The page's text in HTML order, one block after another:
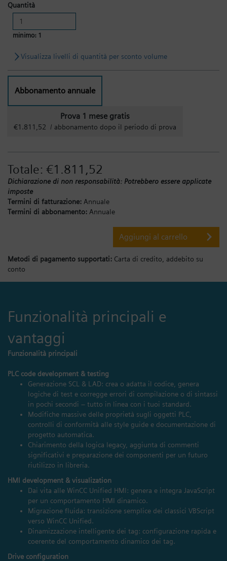
Quantità
minimo: 1
Visualizza livelli di quantità per sconto volume
Abbonamento annuale
Prova 1 mese gratis
€1.811,52 / abbonamento dopo il periodo di prova
Totale: €1.811,52
Dichiarazione di non responsabilità: Potrebbero essere applicate
imposte
Termini di fatturazione: Annuale
Termini di abbonamento: Annuale
Aggiungi al carrello
Metodi di pagamento supportati: Carta di credito,
addebito su
conto
Funzionalità principali e
vantaggi
Funzionalità principali
PLC code development & testing
Generazione SCL & LAD: crea o adatta il codice, genera
logiche di test e corregge errori di compilazione o di sintassi
in pochi secondi – tutto in linea con i tuoi standard.
Modifiche massive delle proprietà sugli oggetti PLC,
controlli di conformità alle style guide e documentazione di
progetto automatica.
Chiarimento della logica legacy, aggiunta di commenti
significativi e preparazione dei componenti per un futuro
riutilizzo in libreria.
HMI development & visualization
Dai vita alle WinCC Unified HMI: genera e integra JavaScript
per un comportamento HMI dinamico.
Migrazione fluida: transizione semplice dei classici VBScript
verso WinCC Unified.
Dinamizzazione intelligente dei tag: configurazione rapida e
coerente del comportamento dinamico dei tag.
Drive configuration